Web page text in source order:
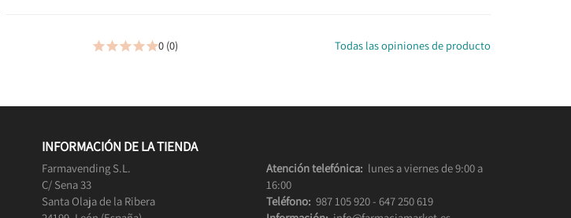
0 (0) Todas las opiniones de producto
INFORMACIÓN DE LA TIENDA
Farmavending S.L.
C/ Sena 33
Santa Olaja de la Ribera
Atención telefónica: lunes a viernes de 9:00 a
16:00
Teléfono: 987 105 920- 647 250 619